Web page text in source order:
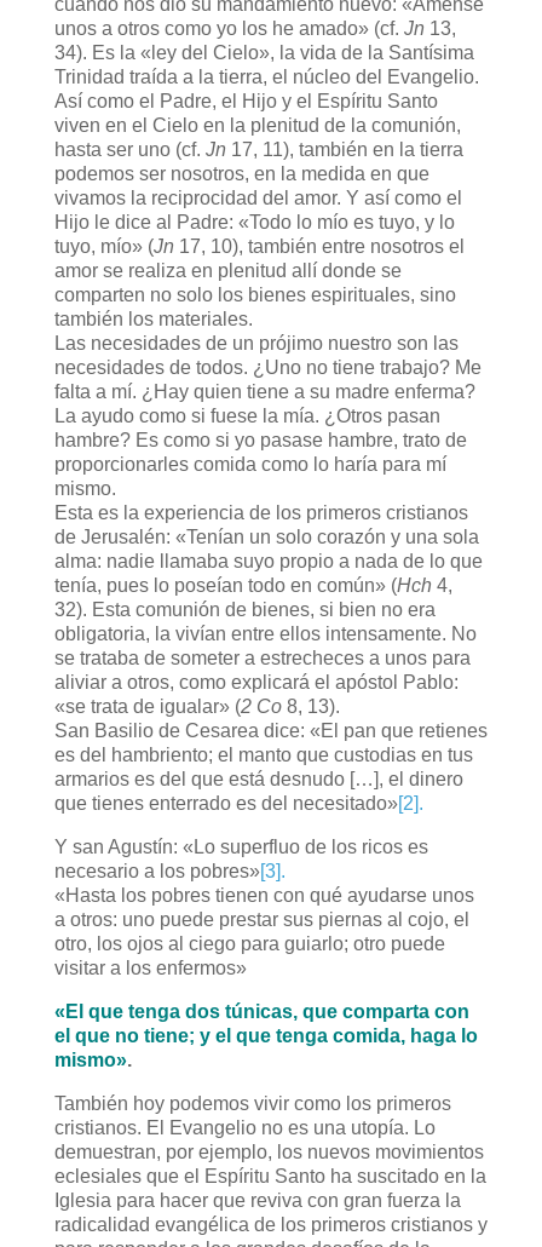
unos a otros como yo los he amado» (cf. Jn 13,
34). Es la «ley del Cielo», la vida de la Santísima
Trinidad traída a la tierra, el núcleo del Evangelio.
Así como el Padre, el Hijo y el Espíritu Santo
viven en el Cielo en la plenitud de la comunión,
hasta ser uno (cf. Jn 17, 11), también en la tierra
podemos ser nosotros, en la medida en que
vivamos la reciprocidad del amor. Y así como el
Hijo le dice al Padre: «Todo lo mío es tuyo, y lo
tuyo, mío» (Jn 17, 10), también entre nosotros el
amor se realiza en plenitud allí donde se
comparten no solo los bienes espirituales, sino
también los materiales.
Las necesidades de un prójimo nuestro son las
necesidades de todos. ¿Uno no tiene trabajo? Me
falta a mí. ¿Hay quien tiene a su madre enferma?
La ayudo como si fuese la mía. ¿Otros pasan
hambre? Es como si yo pasase hambre, trato de
proporcionarles comida como lo haría para mí
mismo.
Esta es la experiencia de los primeros cristianos
de Jerusalén: «Tenían un solo corazón y una sola
alma: nadie llamaba suyo propio a nada de lo que
tenía, pues lo poseían todo en común» (Hch 4,
32). Esta comunión de bienes, si bien no era
obligatoria, la vivían entre ellos intensamente. No
se trataba de someter a estrecheces a unos para
aliviar a otros, como explicará el apóstol Pablo:
«se trata de igualar» (2 Co8, 13).
San Basilio de Cesarea dice: «El pan que retienes
es del hambriento; el manto que custodias en tus
armarios es del que está desnudo […], el dinero
que tienes enterrado es del necesitado»[2].
Y san Agustín: «Lo superfluo de los ricos es
necesario a los pobres»[3].
«Hasta los pobres tienen con qué ayudarse unos
a otros: uno puede prestar sus piernas al cojo, el
otro, los ojos al ciego para guiarlo; otro puede
visitar a los enfermos»
«El que tenga dos túnicas, que comparta con
el que no tiene; y el que tenga comida, haga lo
mismo».
También hoy podemos vivir como los primeros
cristianos. El Evangelio no es una utopía. Lo
demuestran, por ejemplo, los nuevos movimientos
eclesiales que el Espíritu Santo ha suscitado en la
Iglesia para hacer que reviva con gran fuerza la
radicalidad evangélica de los primeros cristianos y